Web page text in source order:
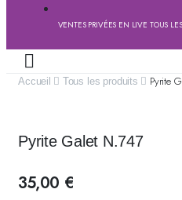
VENTES PRIVÉES EN LIVE TOUS
Accueil Tous les produits Pyrite
Pyrite Galet N.747
35,00 €